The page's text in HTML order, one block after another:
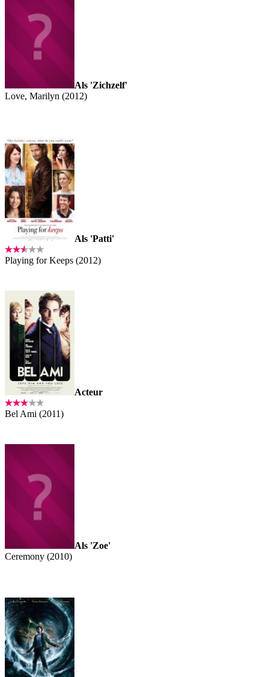
Als 'Zichzelf'
Love, Marilyn (2012)
Als 'Patti'
Playing for Keeps (2012)
Acteur
Bel Ami (2011)
Als 'Zoe'
Ceremony (2010)